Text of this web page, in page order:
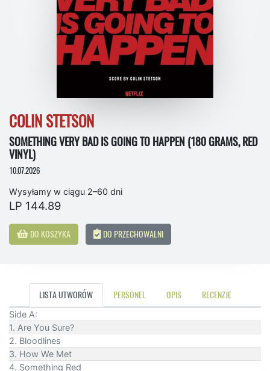
COLIN STETSON
SOMETHING VERY BAD IS GOING TO HAPPEN (180 GRAMS, RED
VINYL)
10.07.2026
Wysyłamy w ciągu 2–60 dni
LP 144.89
DO KOSZYKA DO PRZECHOWALNI
LISTA UTWORÓW PERSONEL OPIS RECENZJE
Side A:
1. Are You Sure?
2. Bloodlines
3. How We Met
4. Something Red